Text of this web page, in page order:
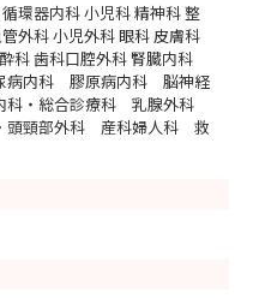
環器内科 小児科 精神科 整
外科 小児外科 眼科 皮膚科
科 歯科口腔外科 腎臓内科
病内科 膠原病内科 脳神経
・総合診療科 乳腺外科
頭頸部外科 産科婦人科 救